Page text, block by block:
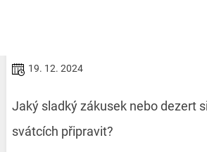
19. 12. 2024
Jaký sladký zákusek nebo dezert
svátcích připravit?